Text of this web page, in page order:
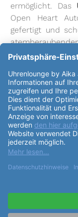
ermöglicht. Das
Open Heart
gefertigt und
satinierten
Zifferblatt ab,
Uhr
Hamilton
25 Steine und
C07.611Kaliber.
Stunden und
Uhrwerk
Silberton